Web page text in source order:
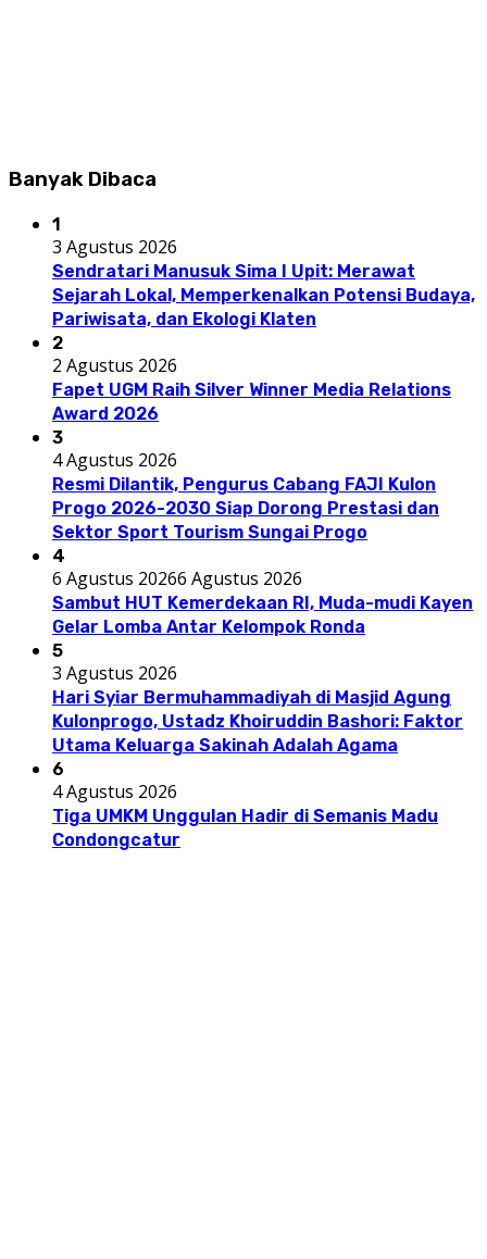
Banyak Dibaca
1
3 Agustus 2026
Sendratari Manusuk Sima I Upit: Merawat
Sejarah Lokal, Memperkenalkan Potensi Budaya,
Pariwisata, dan Ekologi Klaten
2
2 Agustus 2026
Fapet UGM Raih Silver Winner Media Relations
Award 2026
3
4 Agustus 2026
Resmi Dilantik, Pengurus Cabang FAJI Kulon
Progo 2026-2030 Siap Dorong Prestasi dan
Sektor Sport Tourism Sungai Progo
4
6 Agustus 20266 Agustus 2026
Sambut HUT Kemerdekaan RI, Muda-mudi Kayen
Gelar Lomba Antar Kelompok Ronda
5
3 Agustus 2026
Hari Syiar Bermuhammadiyah di Masjid Agung
Kulonprogo, Ustadz Khoiruddin Bashori: Faktor
Utama Keluarga Sakinah Adalah Agama
6
4 Agustus 2026
Tiga UMKM Unggulan Hadir di Semanis Madu
Condongcatur